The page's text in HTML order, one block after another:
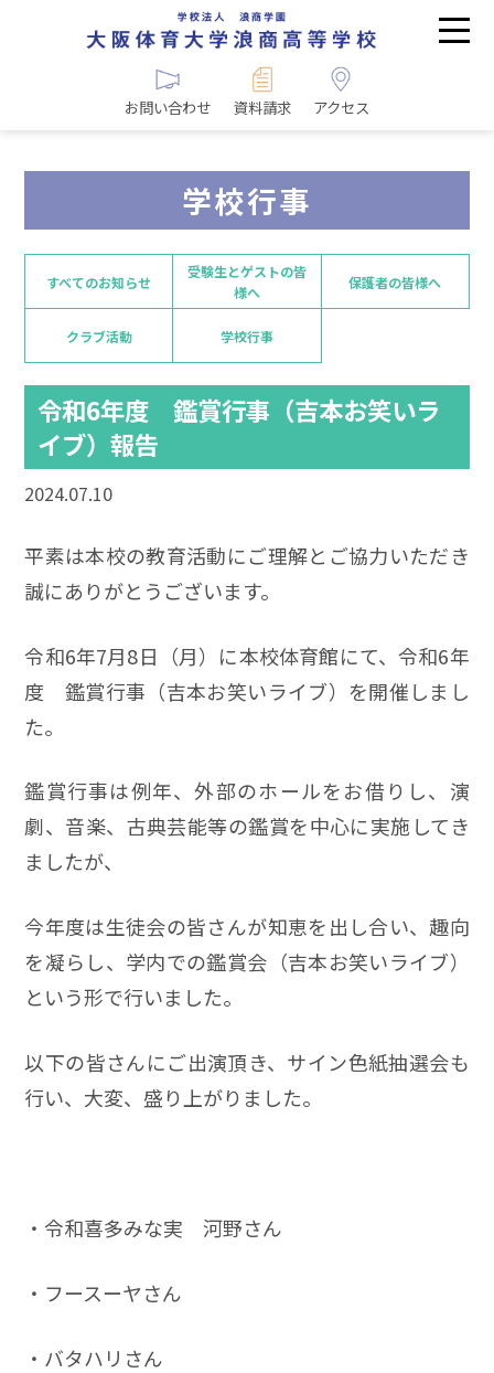
お問い合わせ 資料請求 アクセス
学校行事
すべてのお知らせ
受験生とゲストの皆
様へ
保護者の皆様へ
クラブ活動 学校行事
令和6年度 鑑賞行事（吉本お笑いラ
イブ）報告
2024.07.10
平素は本校の教育活動にご理解とご協力いただき
誠にありがとうございます。
令和6年7月8日（月）に本校体育館にて、令和6年
度 鑑賞行事（吉本お笑いライブ）を開催しまし
た。
鑑賞行事は例年、外部のホールをお借りし、演
劇、音楽、古典芸能等の鑑賞を中心に実施してき
ましたが、
今年度は生徒会の皆さんが知恵を出し合い、趣向
を凝らし、学内での鑑賞会（吉本お笑いライブ）
という形で行いました。
以下の皆さんにご出演頂き、サイン色紙抽選会も
行い、大変、盛り上がりました。
・令和喜多みな実 河野さん
・フースーヤさん
・バタハリさん